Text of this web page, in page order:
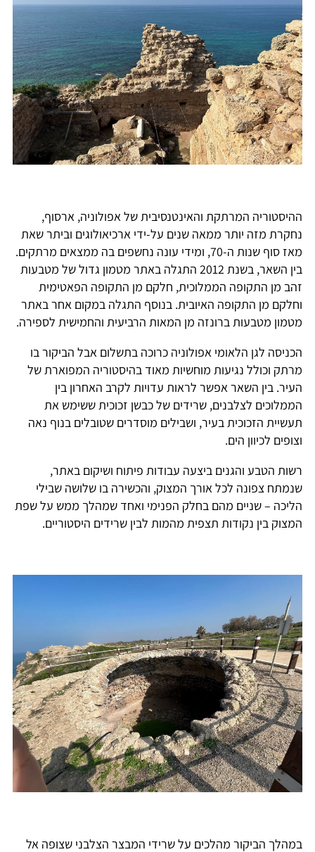
ההיסטוריה המרתקת והאינטנסיבית של אפולוניה, ארסוף,
נחקרת מזה יותר ממאה שנים על-ידי ארכיאולוגים וביתר שאת
מאז סוף שנות ה-70, ומידי עונה נחשפים בה ממצאים מרתקים.
בין השאר, בשנת 2012 התגלה באתר מטמון גדול של מטבעות
זהב מן התקופה הממלוכית, חלקם מן התקופה הפאטימית
וחלקם מן התקופה האיובית. בנוסף התגלה במקום אחר באתר
מטמון מטבעות ברונזה מן המאות הרביעית והחמישית לספירה.
הכניסה לגן הלאומי אפולוניה כרוכה בתשלום אבל הביקור בו
מרתק וכולל נגיעות מוחשיות מאוד בהיסטוריה המפוארת של
העיר. בין השאר אפשר לראות עדויות לקרב האחרון בין
הממלוכים לצלבנים, שרידים של כבשן זכוכית ששימש את
תעשיית הזכוכית בעיר, ושבילים מוסדרים שטובלים בנוף נאה
וצופים לכיוון הים.
רשות הטבע והגנים ביצעה עבודות פיתוח ושיקום באתר,
שנמתח צפונה לכל אורך המצוק, והכשירה בו שלושה שבילי
הליכה – שניים מהם בחלק הפנימי ואחד שמהלך ממש על שפת
המצוק בין נקודות תצפית מהמות לבין שרידים היסטוריים.
במהלך הביקור מהלכים על שרידי המבצר הצלבני שצופה אל